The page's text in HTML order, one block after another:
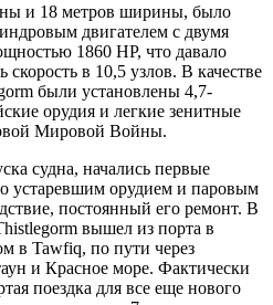
и 18 метров ширины, было
двигателем с двумя
1860 HP, что давало
скорость в 10,5 узлов. В качестве
были установлены 4,7-
орудия и легкие зенитные
Мировой Войны.
судна, начались первые
устаревшим орудием и паровым
постоянный его ремонт. В
вышел из порта в
в Tawfiq, по пути через
и Красное море. Фактически
поездка для все еще нового